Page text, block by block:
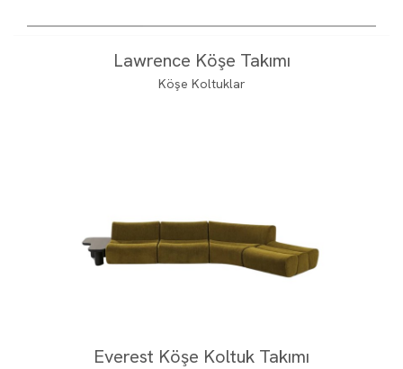
Lawrence Köşe Takımı
Köşe Koltuklar
Everest Köşe Koltuk Takımı